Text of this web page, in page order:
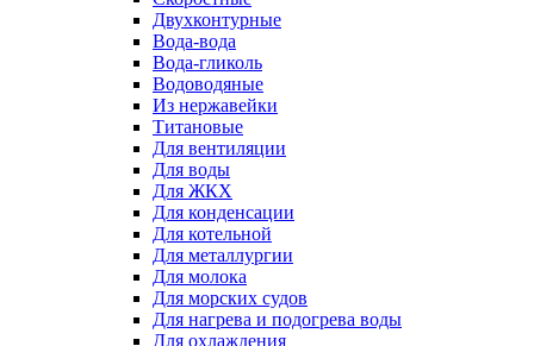
Двухконтурные
Вода-вода
Вода-гликоль
Водоводяные
Из нержавейки
Титановые
Для вентиляции
Для воды
Для ЖКХ
Для конденсации
Для котельной
Для металлургии
Для молока
Для морских судов
Для нагрева и подогрева воды
Для охлаждения